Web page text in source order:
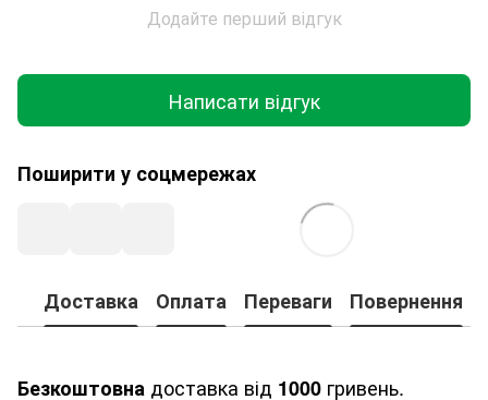
Додайте перший відгук
Написати відгук
Поширити у соцмережах
Доставка Оплата Переваги Повернення
Безкоштовна доставка від 1000 гривень.